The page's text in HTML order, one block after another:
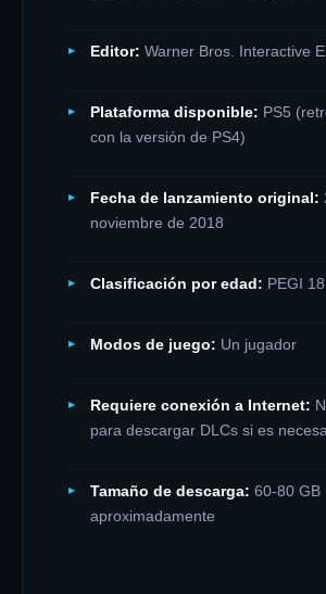
Editor: Warner Bros. Interactive
Plataforma disponible: PS5
con la versión de PS4)
Fecha de lanzamiento original:
noviembre de 2018
Clasificación por edad: PEGI 18
Modos de juego: Un jugador
Requiere conexión a Internet:
para descargar DLCs si es
Tamaño de descarga: 60-80 GB
aproximadamente